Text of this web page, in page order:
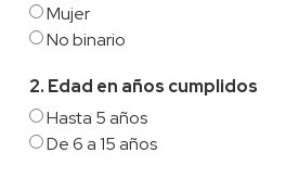
Mujer
No binario
2. Edad en años cumplidos
Hasta 5 años
De 6 a 15 años